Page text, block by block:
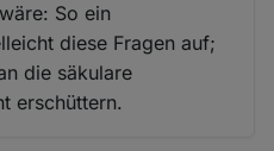
So ein
diese Fragen auf;
die säkulare
erschüttern.